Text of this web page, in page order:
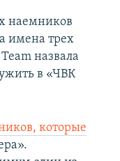
наемников
имена трех
назвала
в «ЧВК
которые